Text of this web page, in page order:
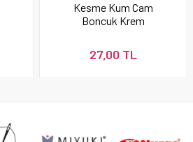
Kesme Kum Cam
Boncuk Krem
27,00 TL